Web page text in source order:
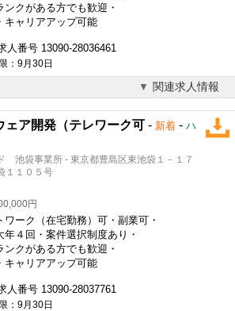
クがある方でも歓迎・
キャリアアップ可能
人番号 13090-28036461
：9月30日
関連求人情報
ェア開発（テレワーク可 - 新着 - ハ
池袋事業所 - 東京都豊島区東池袋１－１７
１１０５号
円
ーク（在宅勤務）可・副業可・
４回・案件選択制度あり・
クがある方でも歓迎・
キャリアアップ可能
人番号 13090-28037761
：9月30日